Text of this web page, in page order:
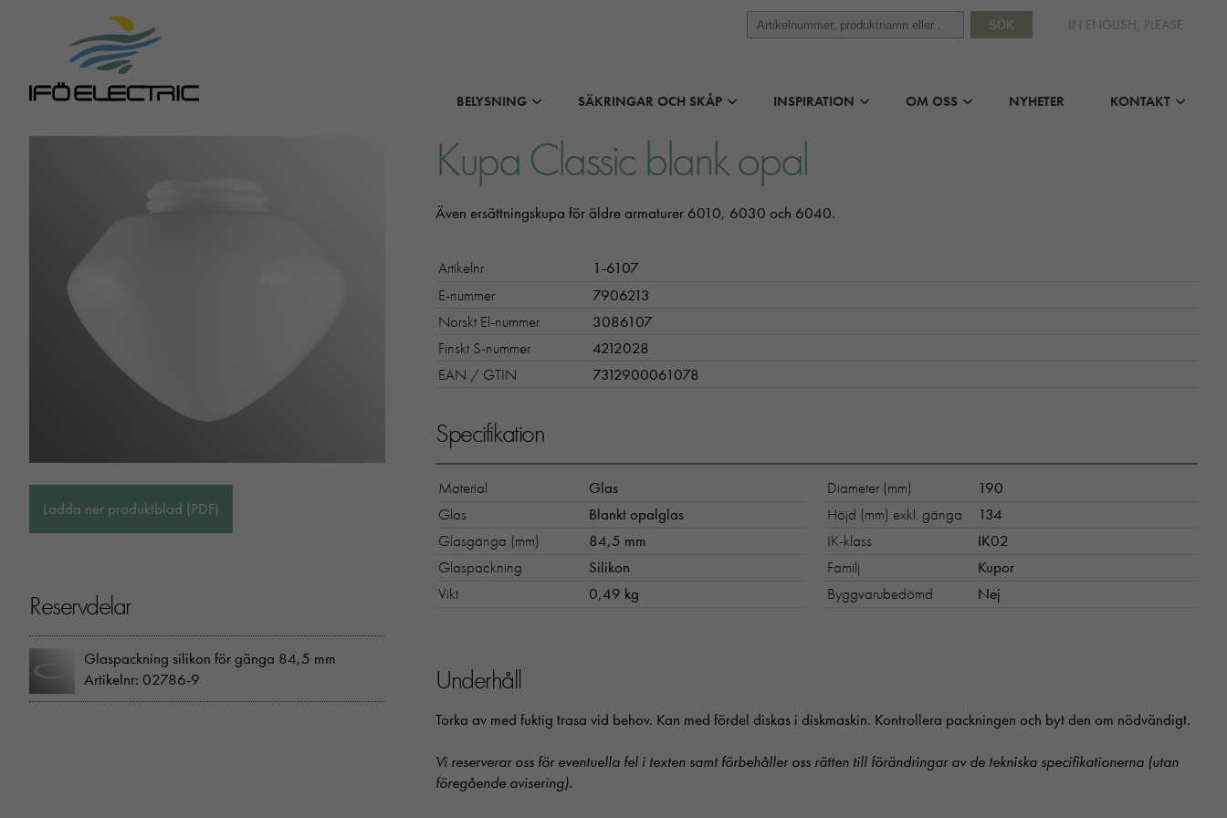
BELYSNING SÄKRINGAR OCH SKÅP INSPIRATION OM OSS NYHETER KONTAKT
SÖK IN ENGLISH, PLEASE
Ladda ner produktblad (PDF)
Reservdelar
Glaspackning silikon för gänga 84,5 mm
Artikelnr: 02786-9
Kupa Classic blank opal
Även ersättningskupa för äldre armaturer 6010, 6030 och 6040.
Artikelnr
1-6107
E-nummer
7906213
Norskt El-nummer
3086107
Finskt S-nummer
4212028
EAN / GTIN
7312900061078
Specifikation
Material
Glas
Glas
Blankt opalglas
Glasgänga (mm)
84,5 mm
Glaspackning
Silikon
Vikt
0,49 kg
Diameter (mm)
190
Höjd (mm) exkl. gänga
134
IK-klass
IK02
Familj
Kupor
Byggvarubedömd
Nej
Underhåll
Torka av med fuktig trasa vid behov. Kan med fördel diskas i diskmaskin. Kontrollera packningen och byt den om nödvändigt.
Vi reserverar oss för eventuella fel i texten samt förbehåller oss rätten till förändringar av de tekniska specifikationerna (utan
föregående avisering).